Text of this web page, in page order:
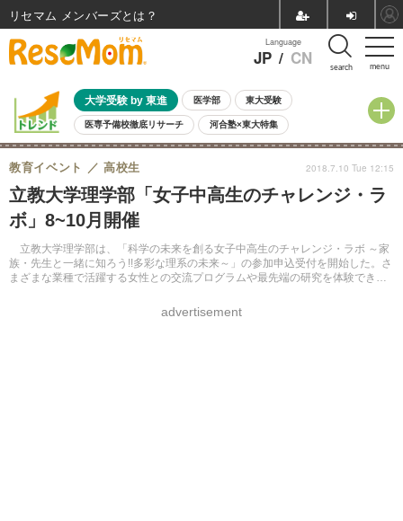
menu
Language
JP / CN search
大学受験 by 東進 医学部 東大受験
医専予備校徹底リサーチ 河合塾×東大特集
親子で考える大学選び 高校受験 中学受験 小学校受験
共通テスト 夏休み
8月開催イベント・WS 全国公立高校 過去問 人気記事
自由研究教材（小学生向け）
立教大学理学部「女子中高生のチャレンジ・ラ
ボ」8~10月開催
立教大学理学部は、「科学の未来を創る女子中高生のチャレンジ・ラボ ～家
族・先生と一緒に知ろう!!多彩な理系の未来～」の参加申込受付を開始した。さ
まざまな業種で活躍する女性との交流プログラムや最先端の研究を体験できる
教育イベント 高校生
advertisement
2018.7.10 Tue 12:15
リセマム メンバーズ